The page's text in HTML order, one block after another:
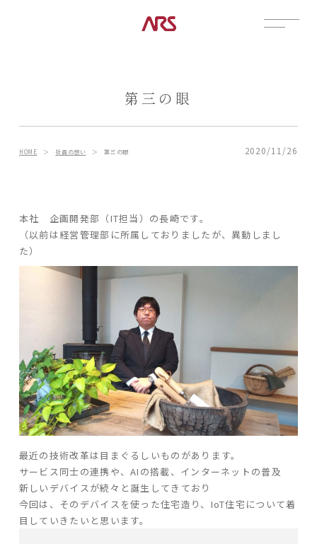
資料請求
ARS HOMEとは
- ARS WAY
- 設計コンセプト
- 商品コンセプト
デザイン
- 空間デザイン
- 内観デザイン
- 生活デザイン
- 外構デザイン
POSTS
インタビュー
土地情報
お知らせ
第三の眼
HOME ＞ 社員の想い ＞第三の眼 2020/11/26
本社 企画開発部（IT担当）の長崎です。
（以前は経営管理部に所属しておりましたが、異動しまし
た）
最近の技術改革は目まぐるしいものがあります。
サービス同士の連携や、AIの搭載、インターネットの普及
新しいデバイスが続々と誕生してきており
今回は、そのデバイスを使った住宅造り、IoT住宅について着
目していきたいと思います。